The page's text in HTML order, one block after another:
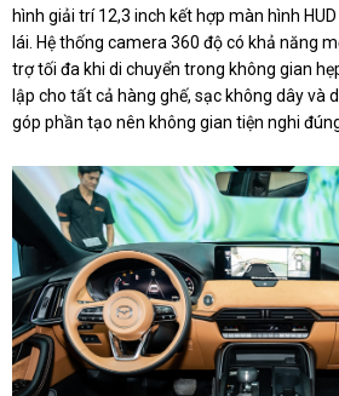
hình giải trí 12,3 inch kết hợp màn hình
lái. Hệ thống camera 360 độ có khả năng
trợ tối đa khi di chuyển trong không gian
lập cho tất cả hàng ghế, sạc không dây và
góp phần tạo nên không gian tiện nghi